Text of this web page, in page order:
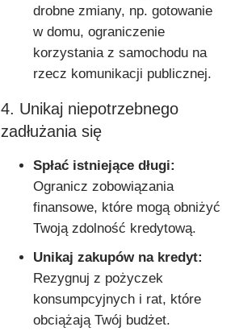
drobne zmiany, np. gotowanie
w domu, ograniczenie
korzystania z samochodu na
rzecz komunikacji publicznej.
4. Unikaj niepotrzebnego
zadłużania się
Spłać istniejące długi:
Ogranicz zobowiązania
finansowe, które mogą obniżyć
Twoją zdolność kredytową.
Unikaj zakupów na kredyt:
Rezygnuj z pożyczek
konsumpcyjnych i rat, które
obciążają Twój budżet.